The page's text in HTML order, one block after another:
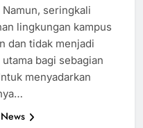
Namun, seringkali
lingkungan kampus
dan tidak menjadi
bagi sebagian
menyadarkan